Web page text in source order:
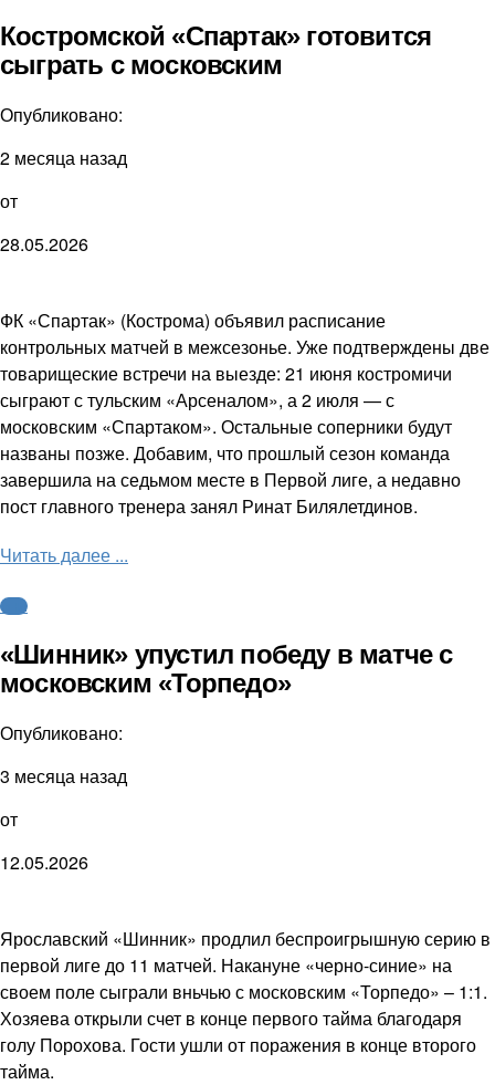
Костромской «Спартак» готовится
сыграть с московским
Опубликовано:
2 месяца назад
от
28.05.2026
ФК «Спартак» (Кострома) объявил расписание
контрольных матчей в межсезонье. Уже подтверждены две
товарищеские встречи на выезде: 21 июня костромичи
сыграют с тульским «Арсеналом», а 2 июля — с
московским «Спартаком». Остальные соперники будут
названы позже. Добавим, что прошлый сезон команда
завершила на седьмом месте в Первой лиге, а недавно
пост главного тренера занял Ринат Билялетдинов.
Читать далее ...
ФНЛ
«Шинник» упустил победу в матче с
московским «Торпедо»
Опубликовано:
3 месяца назад
от
12.05.2026
Ярославский «Шинник» продлил беспроигрышную серию в
первой лиге до 11 матчей. Накануне «черно-синие» на
своем поле сыграли вньчью с московским «Торпедо» – 1:1.
Хозяева открыли счет в конце первого тайма благодаря
голу Порохова. Гости ушли от поражения в конце второго
тайма.